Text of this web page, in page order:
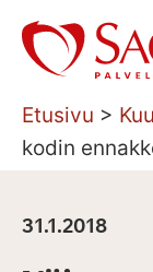
Siirry
sisältöön
Etusivu >
kodin
31.1.2018